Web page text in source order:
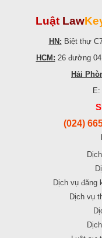
Luật Law
HN: Biệt thự
HCM: 26 đường
Hải
(024)
Dịch vụ đăng
Dịch vụ